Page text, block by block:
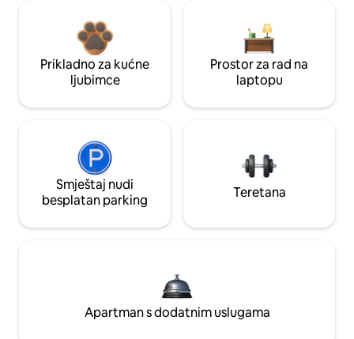
Prikladno za kućne
ljubimce
Prostor za rad na
laptopu
Smještaj nudi
besplatan parking
Teretana
Apartman s dodatnim uslugama